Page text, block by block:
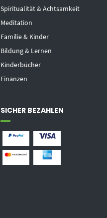
Spiritualität & Achtsamkeit
Meditation
Familie & Kinder
Bildung & Lernen
Kinderbücher
Finanzen
SICHER BEZAHLEN